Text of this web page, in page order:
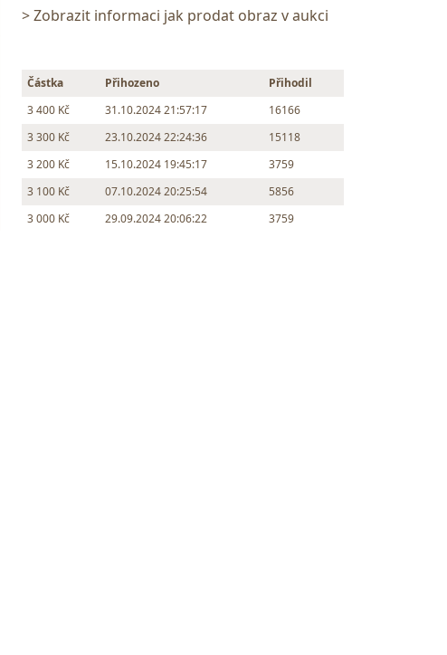
> Zobrazit informaci jak prodat obraz v aukci
Částka Přihozeno
Přihodil
3 400 Kč
31.10.2024 21:57:17
16166
3 300 Kč
23.10.2024 22:24:36
15118
3 200 Kč
15.10.2024 19:45:17
3759
3 100 Kč
07.10.2024 20:25:54
5856
3 000 Kč
29.09.2024 20:06:22 3759